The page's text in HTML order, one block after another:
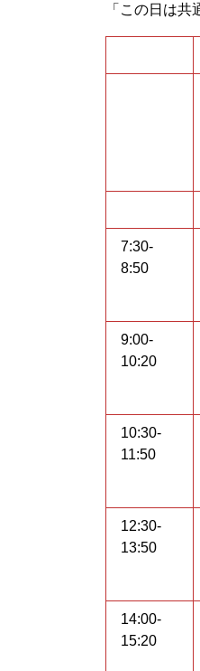
「この日は
7:30-
8:50
9:00-
10:20
10:30-
11:50
12:30-
13:50
14:00-
15:20